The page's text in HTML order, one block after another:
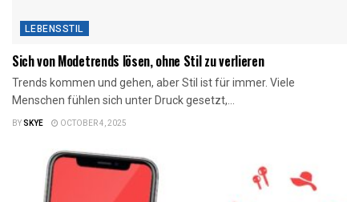
LEBENSSTIL
Sich von Modetrends lösen, ohne Stil zu verlieren
Trends kommen und gehen, aber Stil ist für immer. Viele
Menschen fühlen sich unter Druck gesetzt,...
BYSKYE OCTOBER 4, 2025